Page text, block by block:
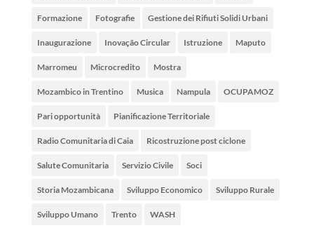
Formazione Fotografie Gestione dei Rifiuti Solidi Urbani
Inaugurazione Inovação Circular Istruzione Maputo
Marromeu Microcredito Mostra
Mozambico in Trentino Musica Nampula OCUPAMOZ
Pari opportunità Pianificazione Territoriale
Radio Comunitaria di Caia Ricostruzione post ciclone
Salute Comunitaria Servizio Civile Soci
Storia Mozambicana Sviluppo Economico Sviluppo Rurale
Sviluppo Umano Trento WASH